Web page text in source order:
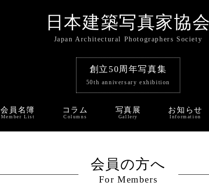
日本建築写真家協会
Japan Architectural Photographers Society
創立50周年写真集
50th anniversary exhibition
会員名簿
Member List
コラム
Columns
写真展
Gallery
お知らせ
Information
会員の方へ
For Members